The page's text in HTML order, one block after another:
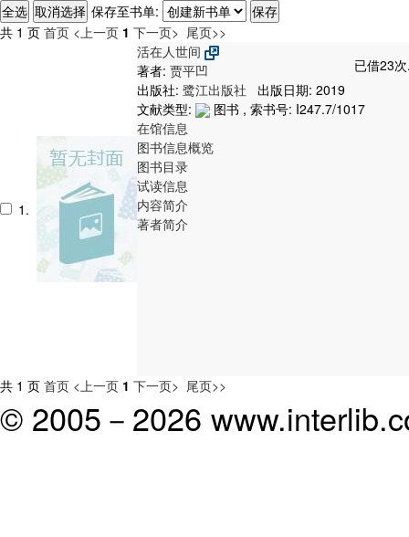
保存至书单:
共 1 页 首页 <上一页 1 下一页> 尾页>>
1.
活在人世间
已借23
著者: 贾平凹
出版社: 鹭江出版社
出版日期: 2019
文献类型:
图书 , 索书号: I247.7/1017
在馆信息
图书信息概览
图书目录
试读信息
内容简介
著者简介
共 1 页 首页 <上一页 1 下一页> 尾页>>
© 2005－ 2026